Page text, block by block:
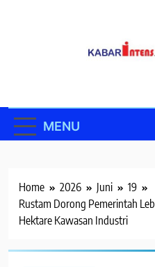
MENU
Home 2026 Juni
19
Rustam Dorong Pemerintah
Hektare Kawasan Industri